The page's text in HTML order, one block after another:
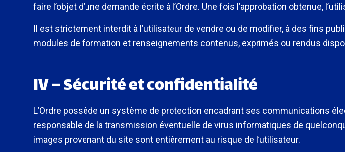
faire l’objet d’une demande écrite à l’Ordre. Une fois l’approbation obtenue,
Il est strictement interdit à l’utilisateur de vendre ou de modifier, à des fins
modules de formation et renseignements contenus, exprimés ou rendus
IV – Sécurité et confidentialité
L’Ordre possède un système de protection encadrant ses communications
responsable de la transmission éventuelle de virus informatiques de
images provenant du site sont entièrement au risque de l’utilisateur.